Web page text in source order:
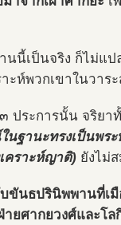
นี้เป็นจริง ก็ไม่แป
าะห์พวกเขาในวา
ประการนั้น จริยา
นฐานะทรงเป็นพระ
คราะห์ญาติ) ยังไม่
ขันธปรินิพพานที่เ
ายศากยวงศ์และโ